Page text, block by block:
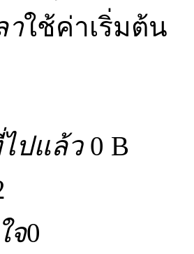
าใช้ค่าเริ่มต้น
ปแล้ว0 B
จ0